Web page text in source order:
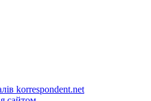
korrespondent.net